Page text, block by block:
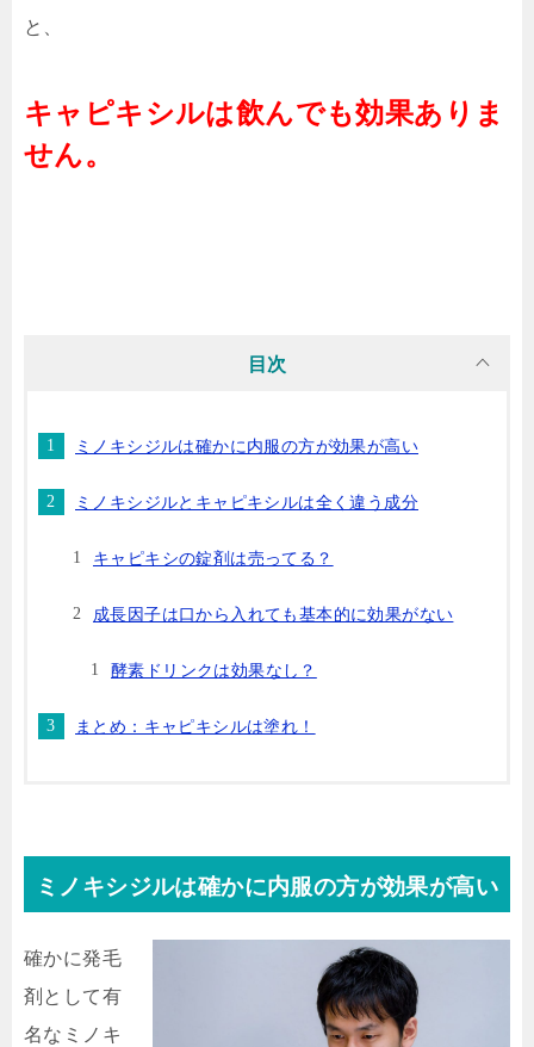
と、
キャピキシルは飲んでも効果ありま
せん。
目次
ミノキシジルは確かに内服の方が効果が高い
ミノキシジルとキャピキシルは全く違う成分
キャピキシの錠剤は売ってる？
成長因子は口から入れても基本的に効果がない
酵素ドリンクは効果なし？
まとめ：キャピキシルは塗れ！
ミノキシジルは確かに内服の方が効果が高い
確かに発毛
剤として有
名なミノキ